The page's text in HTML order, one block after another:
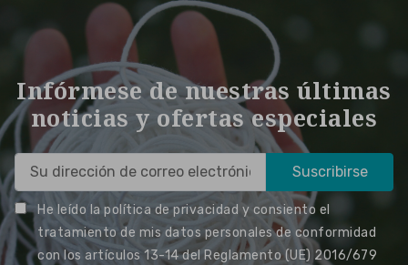
Infórmese de nuestras últimas
noticias y ofertas especiales
He leído la política de privacidad y consiento el
tratamiento de mis datos personales de conformidad
con los artículos 13-14 del Reglamento (UE) 2016/679